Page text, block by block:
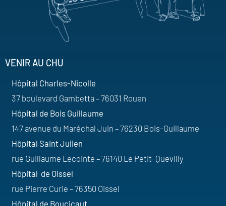
VENIR AU CHU
Hôpital Charles-Nicolle
37 boulevard Gambetta – 76031 Rouen
Hôpital de Bois Guillaume
147 avenue du Maréchal Juin – 76230 Bois-Guillaume
Hôpital Saint Julien
rue Guillaume Lecointe – 76140 Le Petit-Quevilly
Hôpital de Oissel
rue Pierre Curie – 76350 Oissel
Hôpital de Boucicaut